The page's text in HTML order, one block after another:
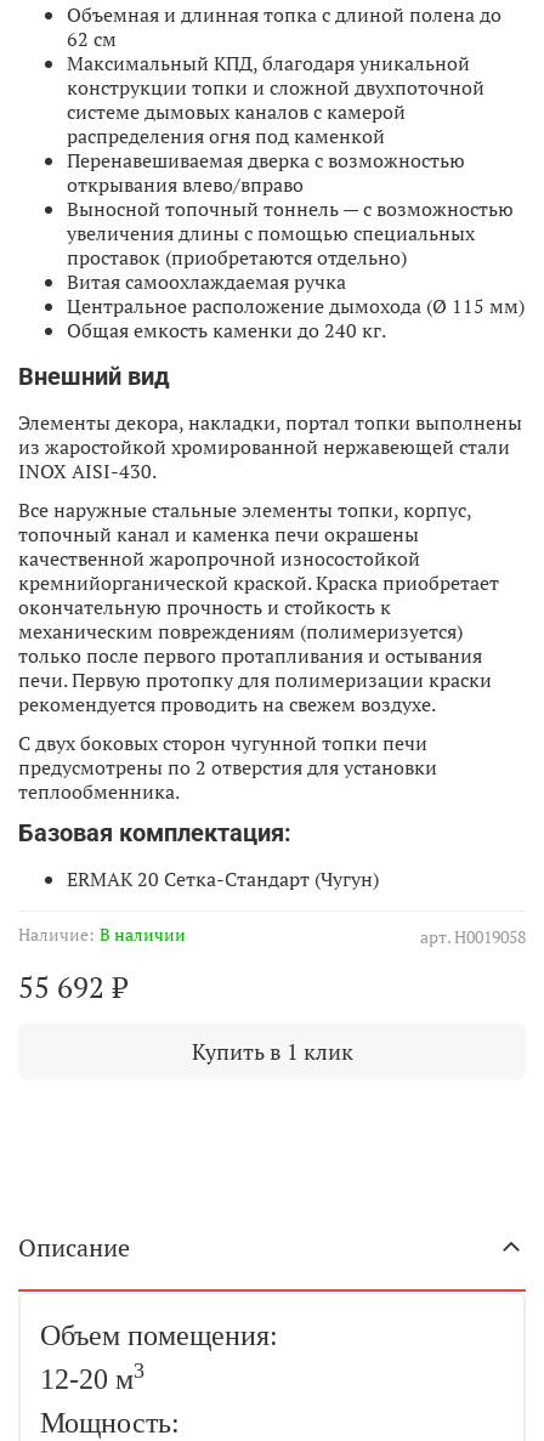
арт.Н0019058
Наличие: В наличии
55 692 ₽
Купить в 1 клик
Объемная и длинная топка с длиной полена до
62 см
Максимальный КПД, благодаря уникальной
конструкции топки и сложной двухпоточной
системе дымовых каналов с камерой
распределения огня под каменкой
Перенавешиваемая дверка с возможностью
открывания влево/вправо
Выносной топочный тоннель — с возможностью
увеличения длины с помощью специальных
проставок (приобретаются отдельно)
Витая самоохлаждаемая ручка
Центральное расположение дымохода (Ø 115 мм)
Общая емкость каменки до 240 кг.
Внешний вид
Элементы декора, накладки, портал топки выполнены
из жаростойкой хромированной нержавеющей стали
INOX AISI-430.
Все наружные стальные элементы топки, корпус,
топочный канал и каменка печи окрашены
качественной жаропрочной износостойкой
кремнийорганической краской. Краска приобретает
окончательную прочность и стойкость к
механическим повреждениям (полимеризуется)
только после первого протапливания и остывания
печи. Первую протопку для полимеризации краски
рекомендуется проводить на свежем воздухе.
С двух боковых сторон чугунной топки печи
предусмотрены по 2 отверстия для установки
теплообменника.
Базовая комплектация:
ERMAK 20 Сетка-Стандарт (Чугун)
Описание
Объем помещения:
12-20 м3
Мощность: